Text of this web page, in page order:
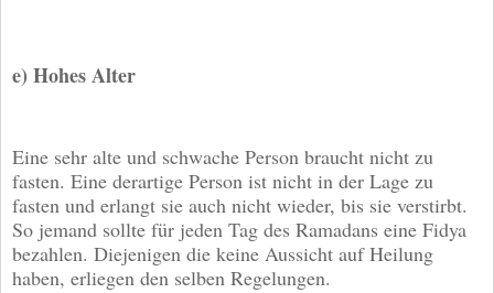
e) Hohes Alter
Eine sehr alte und schwache Person braucht nicht zu
fasten. Eine derartige Person ist nicht in der Lage zu
fasten und erlangt sie auch nicht wieder, bis sie verstirbt.
So jemand sollte für jeden Tag des Ramadans eine Fidya
bezahlen. Diejenigen die keine Aussicht auf Heilung
haben, erliegen den selben Regelungen.